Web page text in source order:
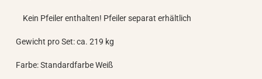
Kein Pfeiler enthalten! Pfeiler separat erhältlich
Gewicht pro Set: ca. 219 kg
Farbe: Standardfarbe Weiß